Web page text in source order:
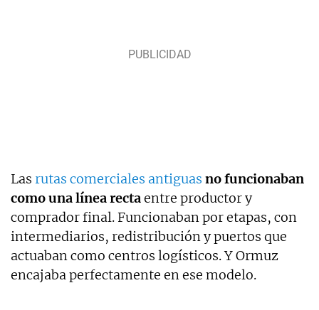
Las rutas comerciales antiguas no funcionaban
como una línea rectaentre productor y
comprador final. Funcionaban por etapas, con
intermediarios, redistribución y puertos que
actuaban como centros logísticos. Y Ormuz
encajaba perfectamente en ese modelo.